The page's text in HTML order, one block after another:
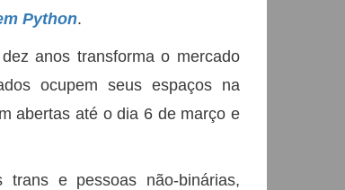
Python.
anos transforma o mercado
ocupem seus espaços na
abertas até o dia 6 de março e
e pessoas não-binárias,